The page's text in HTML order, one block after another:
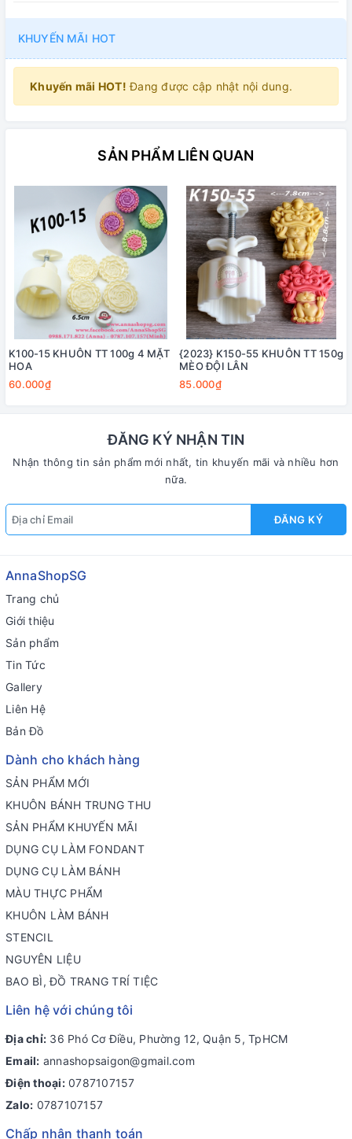
KHUYẾN MÃI HOT
Khuyến mãi HOT! Đang được cập nhật nội dung.
SẢN PHẨM LIÊN QUAN
K100-15 KHUÔN TT 100g 4 MẶT
HOA
60.000₫
{2023} K150-55 KHUÔN TT 150g
MÈO ĐỘI LÂN
85.000₫
ĐĂNG KÝ NHẬN TIN
Nhận thông tin sản phẩm mới nhất, tin khuyến mãi và nhiều hơn
nữa.
ĐĂNG KÝ
AnnaShopSG
Trang chủ
Giới thiệu
Sản phẩm
Tin Tức
Gallery
Liên Hệ
Bản Đồ
Dành cho khách hàng
SẢN PHẨM MỚI
KHUÔN BÁNH TRUNG THU
SẢN PHẨM KHUYẾN MÃI
DỤNG CỤ LÀM FONDANT
DỤNG CỤ LÀM BÁNH
MÀU THỰC PHẨM
KHUÔN LÀM BÁNH
STENCIL
NGUYÊN LIỆU
BAO BÌ, ĐỒ TRANG TRÍ TIỆC
Liên hệ với chúng tôi
Địa chỉ: 36 Phó Cơ Điều, Phường 12, Quận 5, TpHCM
Email: annashopsaigon@gmail.com
Điện thoại: 0787107157
Zalo: 0787107157
Chấp nhận thanh toán